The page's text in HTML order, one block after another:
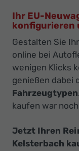
Ihr EU-
konfigurieren
Gestalten Sie
online bei
wenigen Klicks
genießen dabei
Fahrzeugtypen.
kaufen war
Jetzt Ihren
Kelsterbach